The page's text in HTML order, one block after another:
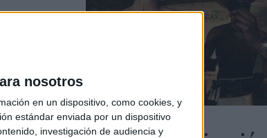
nosotros
en un dispositivo, como cookies, y
estándar enviada por un dispositivo
investigación de audiencia y
PIN
05/08/2026